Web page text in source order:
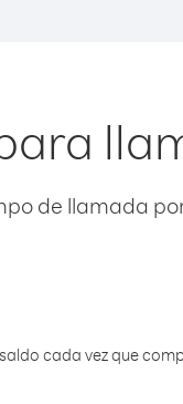
de llamada
cada vez que